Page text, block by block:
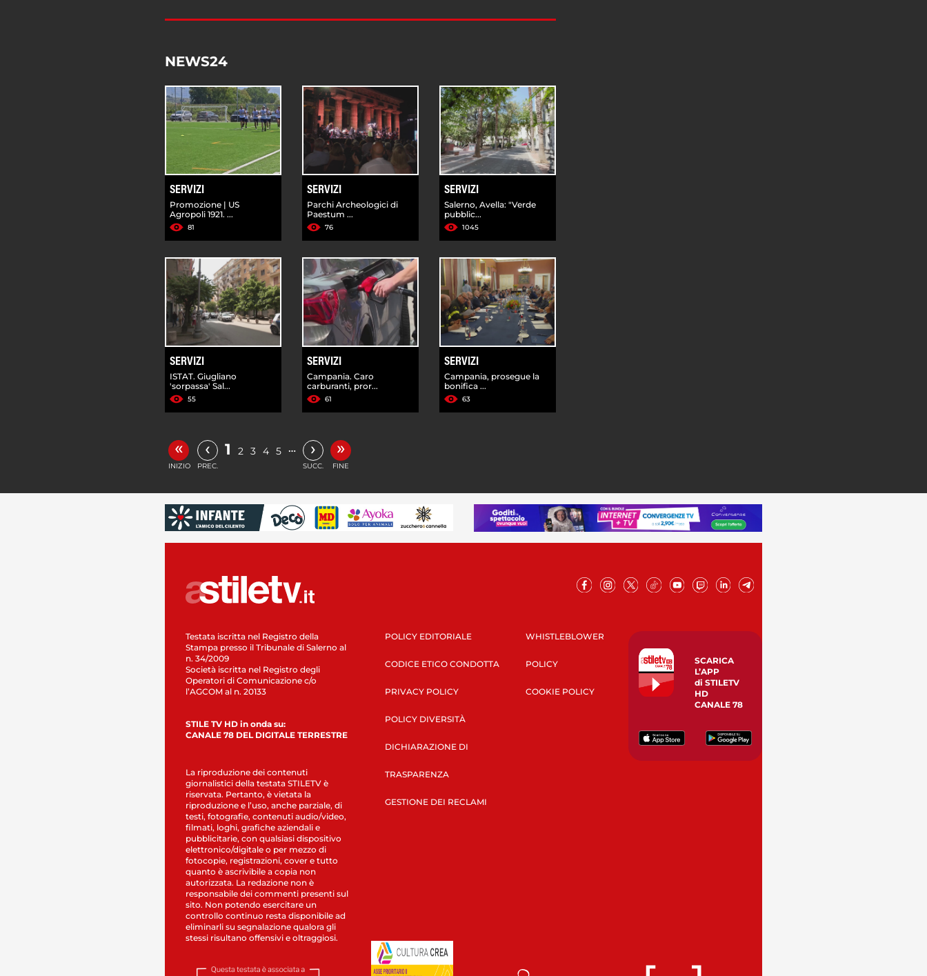
NEWS24
SERVIZI
Promozione | US
Agropoli 1921. ...
81
SERVIZI
Parchi Archeologici di
Paestum ...
76
SERVIZI
Salerno, Avella: "Verde
pubblic...
1045
SERVIZI
ISTAT. Giugliano
'sorpassa' Sal...
55
SERVIZI
Campania. Caro
carburanti, pror...
61
SERVIZI
Campania, prosegue la
bonifica ...
63
«
INIZIO
‹
PREC.
1 2 3 4 5 … ›
SUCC.
»
FINE
Testata iscritta nel Registro della
Stampa presso il Tribunale di Salerno al
n. 34/2009
Società iscritta nel Registro degli
Operatori di Comunicazione c/o
l’AGCOM al n. 20133
STILE TV HD in onda su:
CANALE 78 DEL DIGITALE TERRESTRE
La riproduzione dei contenuti
giornalistici della testata STILETV è
riservata. Pertanto, è vietata la
riproduzione e l’uso, anche parziale, di
testi, fotografie, contenuti audio/video,
filmati, loghi, grafiche aziendali e
pubblicitarie, con qualsiasi dispositivo
elettronico/digitale o per mezzo di
fotocopie, registrazioni, cover e tutto
quanto è ascrivibile a copia non
autorizzata. La redazione non è
responsabile dei commenti presenti sul
sito. Non potendo esercitare un
controllo continuo resta disponibile ad
eliminarli su segnalazione qualora gli
stessi risultano offensivi e oltraggiosi.
POLICY EDITORIALE
CODICE ETICO CONDOTTA
PRIVACY POLICY
POLICY DIVERSITÀ
DICHIARAZIONE DI
TRASPARENZA
GESTIONE DEI RECLAMI
WHISTLEBLOWER
POLICY
COOKIE POLICY
SCARICA
L’APP
di STILETV
HD
CANALE 78